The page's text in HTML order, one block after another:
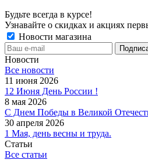
Будьте всегда в курсе!
Узнавайте о скидках и акциях
Новости магазина
Новости
Все новости
11 июня 2026
12 Июня День России !
8 мая 2026
С Днем Победы в Великой
30 апреля 2026
1 Мая, день весны и труда.
Статьи
Все статьи